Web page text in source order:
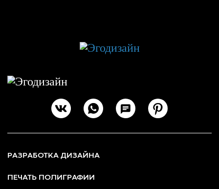
РАЗРАБОТКА ДИЗАЙНА
ПЕЧАТЬ ПОЛИГРАФИИ